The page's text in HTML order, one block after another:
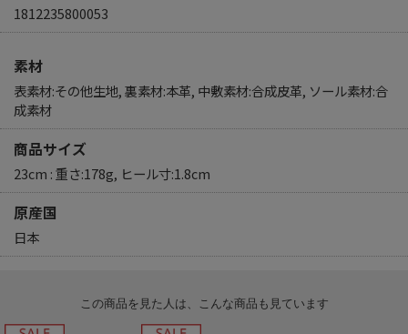
1812235800053
素材
表素材:その他生地, 裏素材:本革, 中敷素材:合成皮革, ソール素材:合
成素材
商品サイズ
23cm : 重さ:178g, ヒール寸:1.8cm
原産国
日本
この商品を見た人は、こんな商品も見ています